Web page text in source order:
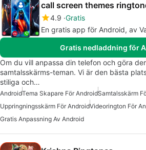
call screen themes
4.9 Gratis
En gratis app för Android, av
Gratis nedladdning för
Om du vill anpassa din telefon och göra
samtalsskärms-teman. Vi är den bästa
stiliga och…
AndroidTema Skapare För AndroidSamtalsskärm
Uppringningsskärm För AndroidVideorington För
Gratis Anpassning Av Android